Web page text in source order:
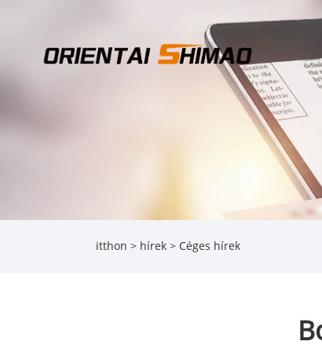
itthon > hírek > Céges hírek